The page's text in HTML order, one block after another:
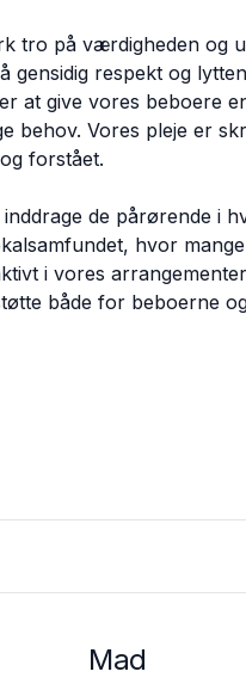
tro på værdigheden og
gensidig respekt og
at give vores beboere
behov. Vores pleje er
forstået.
de pårørende i
hvor
i vores
både for beboerne
Mad